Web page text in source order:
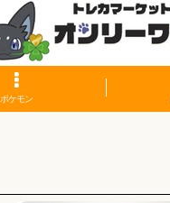
ポケモン